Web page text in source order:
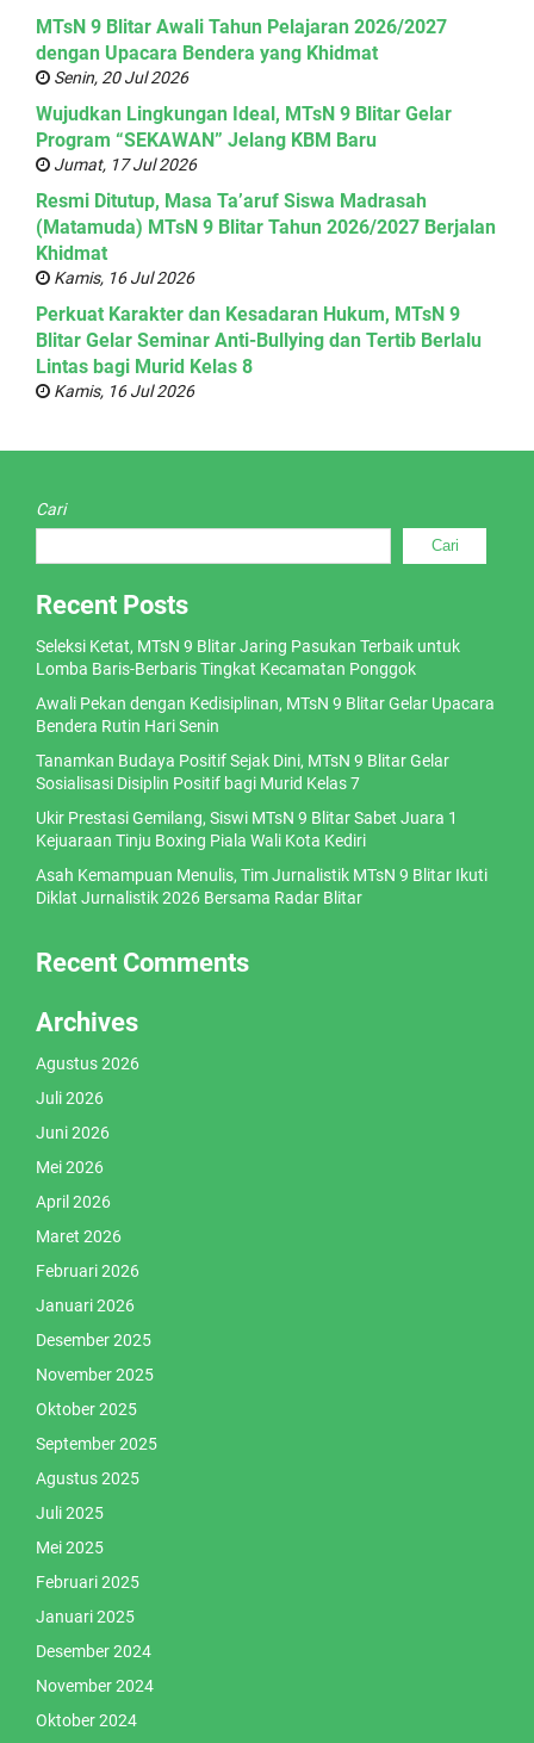
MTsN 9 Blitar Awali Tahun Pelajaran 2026/2027
dengan Upacara Bendera yang Khidmat
Senin, 20 Jul 2026
Wujudkan Lingkungan Ideal, MTsN 9 Blitar Gelar
Program “SEKAWAN” Jelang KBM Baru
Jumat, 17 Jul 2026
Resmi Ditutup, Masa Ta’aruf Siswa Madrasah
(Matamuda) MTsN 9 Blitar Tahun 2026/2027 Berjalan
Khidmat
Kamis, 16 Jul 2026
Perkuat Karakter dan Kesadaran Hukum, MTsN 9
Blitar Gelar Seminar Anti-Bullying dan Tertib Berlalu
Lintas bagi Murid Kelas 8
Kamis, 16 Jul 2026
Cari
Cari
Recent Posts
Seleksi Ketat, MTsN 9 Blitar Jaring Pasukan Terbaik untuk
Lomba Baris-Berbaris Tingkat Kecamatan Ponggok
Awali Pekan dengan Kedisiplinan, MTsN 9 Blitar Gelar Upacara
Bendera Rutin Hari Senin
Tanamkan Budaya Positif Sejak Dini, MTsN 9 Blitar Gelar
Sosialisasi Disiplin Positif bagi Murid Kelas 7
Ukir Prestasi Gemilang, Siswi MTsN 9 Blitar Sabet Juara 1
Kejuaraan Tinju Boxing Piala Wali Kota Kediri
Asah Kemampuan Menulis, Tim Jurnalistik MTsN 9 Blitar Ikuti
Diklat Jurnalistik 2026 Bersama Radar Blitar
Recent Comments
Archives
Agustus 2026
Juli 2026
Juni 2026
Mei 2026
April 2026
Maret 2026
Februari 2026
Januari 2026
Desember 2025
November 2025
Oktober 2025
September 2025
Agustus 2025
Juli 2025
Mei 2025
Februari 2025
Januari 2025
Desember 2024
November 2024
Oktober 2024